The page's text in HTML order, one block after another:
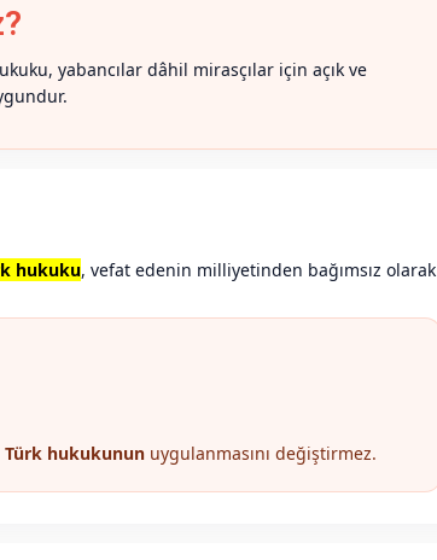
yabancılar dâhil mirasçılar için açık ve
hukuku, vefat edenin milliyetinden bağımsız olarak
Türk hukukunun uygulanmasını değiştirmez.